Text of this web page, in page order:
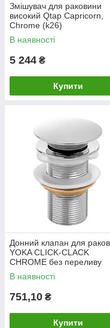
Змішувач для раковини
високий Qtap Capricorn,
Chrome (k26)
QTCAP1060H102C48220
В наявності
5 244 ₴
Купити
Донний клапан для
YOKA CLICK-CLACK
CHROME без переливу
В наявності
751,10 ₴
Купити